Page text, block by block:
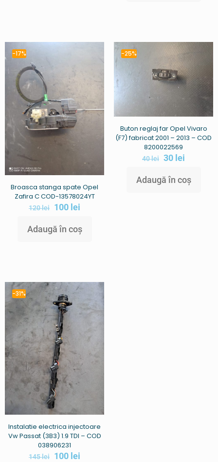
-17%
Broasca stanga spate Opel
Zafira C COD-13578024YT
120lei 100 lei
Adaugă în coș
-25%
Buton reglaj far Opel Vivaro
(F7) fabricat 2001 – 2013 – COD
8200022569
40lei 30 lei
Adaugă în coș
-31%
Instalatie electrica injectoare
Vw Passat (3B3) 1.9 TDI – COD
038906231
145lei 100 lei